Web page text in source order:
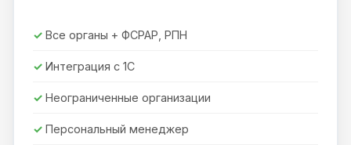
Все органы + ФСРАР, РПН
Интеграция с 1С
Неограниченные организации
Персональный менеджер